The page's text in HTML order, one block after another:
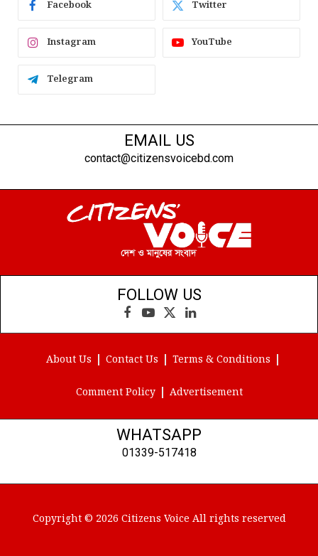
Facebook Twitter
Instagram YouTube
Telegram
EMAIL US
contact@citizensvoicebd.com
FOLLOW US
Facebook
YouTube
X
(Twitter)
LinkedIn
About Us Contact Us Terms & Conditions
Comment Policy Advertisement
WHATSAPP
01339-517418
Copyright © 2026 Citizens Voice All rights reserved